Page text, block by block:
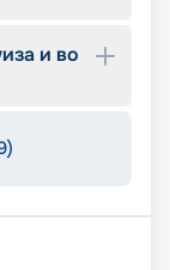
и во